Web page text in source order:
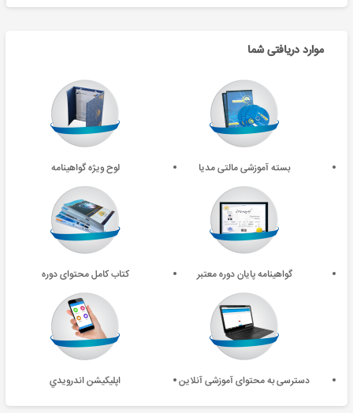
موارد دریافتی شما
بسته آموزشی مالتی مدیا لوح ویژه گواهینامه
گواهینامه پایان دوره معتبر کتاب کامل محتوای دوره
دسترسی به محتوای آموزشی آنلاین اپليکيشن اندرويدي